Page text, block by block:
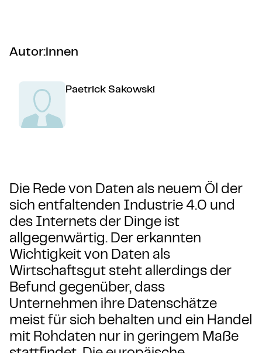
Autor:innen
Paetrick Sakowski
Die Rede von Daten als neuem Öl der
sich entfaltenden Industrie 4.0 und
des Internets der Dinge ist
allgegenwärtig. Der erkannten
Wichtigkeit von Daten als
Wirtschaftsgut steht allerdings der
Befund gegenüber, dass
Unternehmen ihre Datenschätze
meist für sich behalten und ein Handel
mit Rohdaten nur in geringem Maße